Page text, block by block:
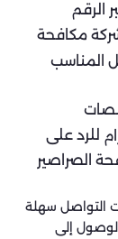
مكافحة
المناسب
للرد على
الصراصير
سهلة
إلى